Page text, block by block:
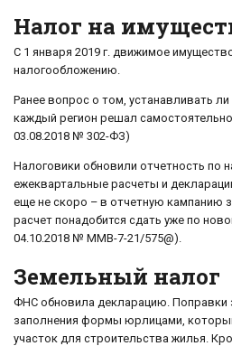
Налог на
С 1 января 2019 г. движимое
налогообложению.
Ранее вопрос о том, устанавливать ли
каждый регион решал
03.08.2018 № 302-ФЗ)
Налоговики обновили отчетность по
ежеквартальные расчеты и
еще не скоро – в отчетную кампанию
расчет понадобится сдать уже по
04.10.2018 № ММВ-7-21/575@).
Земельный налог
ФНС обновила декларацию. Поправки
заполнения формы юрлицами,
участок для строительства жилья.